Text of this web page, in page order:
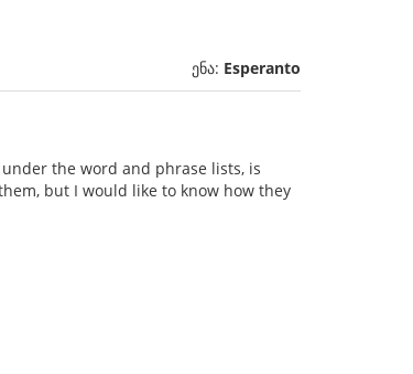
ენა: Esperanto
the word and phrase lists, is
but I would like to know how they